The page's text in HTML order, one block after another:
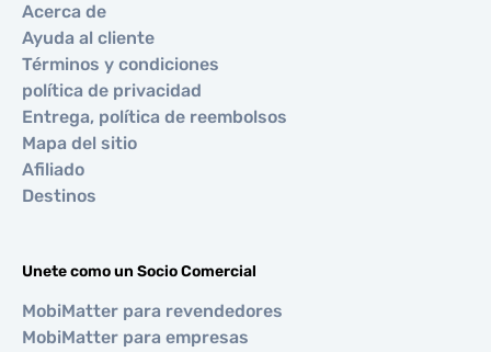
Acerca de
Ayuda al cliente
Términos y condiciones
política de privacidad
Entrega, política de reembolsos
Mapa del sitio
Afiliado
Destinos
Unete como un Socio Comercial
MobiMatter para revendedores
MobiMatter para empresas